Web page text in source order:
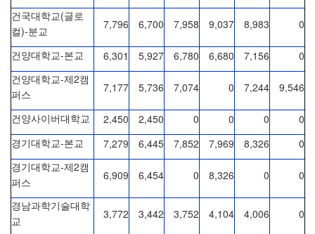
건국대학교(글로
컬)-분교
7,796 6,700 7,958 9,037 8,983 0
건양대학교-본교 6,301 5,927 6,780 6,680 7,156 0
건양대학교-제 2캠
퍼스
7,177 5,736 7,074 0 7,244 9,546
건양사이버대학교 2,450 2,450 0 0 0 0
경기대학교-본교 7,279 6,445 7,852 7,969 8,326 0
경기대학교-제 2캠
퍼스
6,909 6,454 0 8,326 0 0
경남과학기술대학
교
3,772 3,442 3,752 4,104 4,006 0